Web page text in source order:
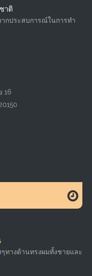
าติ
กประสบการณ์ในการทำ
16
ๆทางด้านทรงผมทั้งชายและ